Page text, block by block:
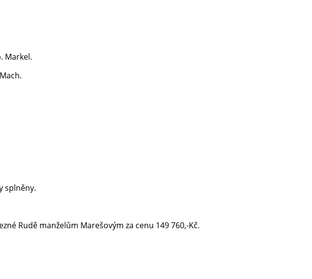
Markel.
splněny.
Rudě manželům Marešovým za cenu 149 760,-Kč.